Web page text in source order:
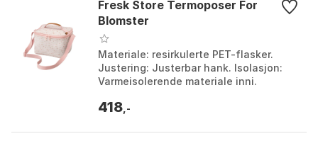
Fresk Store Termoposer For
Blomster
Materiale: resirkulerte PET-flasker.
Justering: Justerbar hank. Isolasjon:
Varmeisolerende materiale inni.
Størrelse: One S...
418 ,-